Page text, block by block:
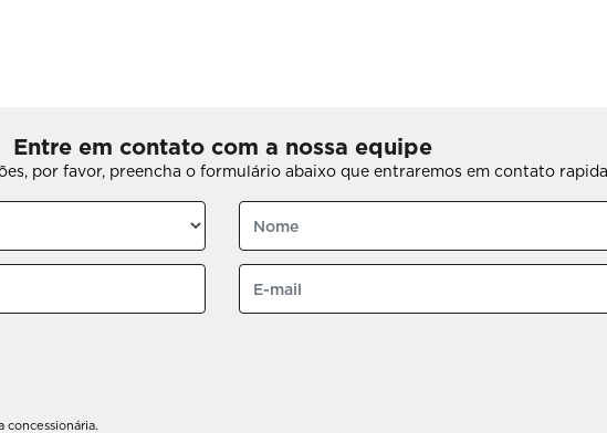
Entre em contato com a nossa equipe
por favor, preencha o formulário abaixo que entraremos em contato
concessionária.